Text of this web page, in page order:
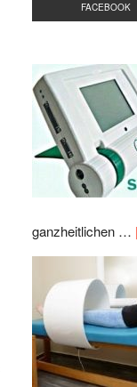
FACEBOOK
ganzheitlichen …